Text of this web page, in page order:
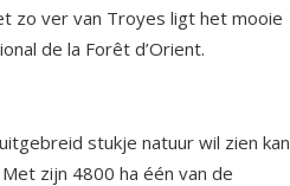
zo ver van Troyes ligt het mooie
de la Forêt d’Orient.
stukje natuur wil zien kan
zijn 4800 ha één van de